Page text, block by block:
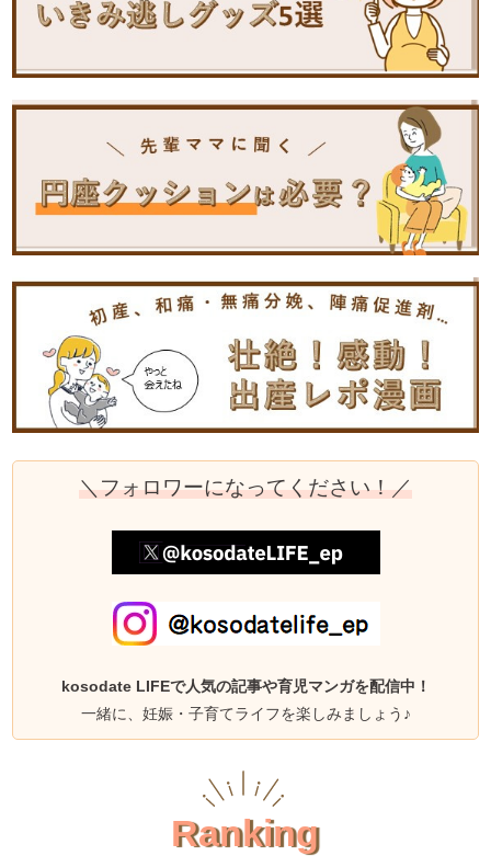
＼フォロワーになってください！／
kosodate LIFEで人気の記事や育児マンガを配信中！
一緒に、妊娠・子育てライフを楽しみましょう♪
Ranking